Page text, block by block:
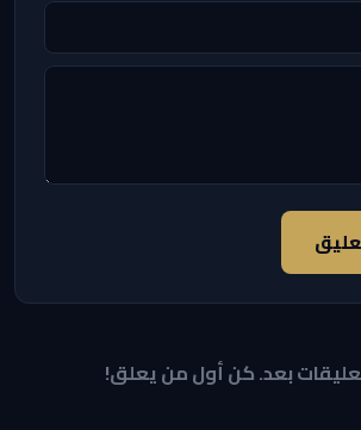
بعد. كن أول من يعلق!